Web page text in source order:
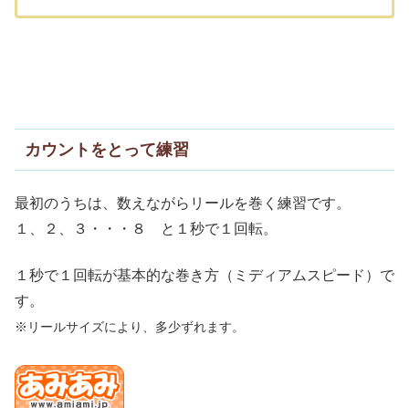
カウントをとって練習
最初のうちは、数えながらリールを巻く練習です。
１、２、３・・・８ と１秒で１回転。
１秒で１回転が基本的な巻き方（ミディアムスピード）で
す。
※リールサイズにより、多少ずれます。